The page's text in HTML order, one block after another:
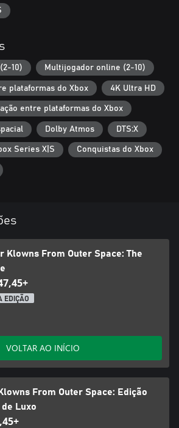
10) Multijogador online (2-10)
plataformas do Xbox 4K Ultra HD
entre plataformas do Xbox
Dolby Atmos DTS:X
Series X|S Conquistas do Xbox
Klowns From Outer Space: The
EDIÇÃO
VOLTAR AO INÍCIO
From Outer Space: Edição
Luxo